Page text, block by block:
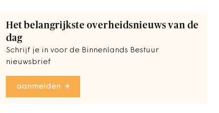
Het belangrijkste overheidsnieuws van de
dag
Schrijf je in voor de Binnenlands Bestuur
nieuwsbrief
aanmelden